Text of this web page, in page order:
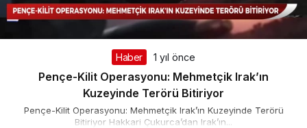
Haber 1 yıl önce
Pençe-Kilit Operasyonu: Mehmetçik Irak’ın
Kuzeyinde Terörü Bitiriyor
Pençe-Kilit Operasyonu: Mehmetçik Irak’ın Kuzeyinde Terörü
Bitiriyor Hakkari Çukurca’dan Irak’ın...